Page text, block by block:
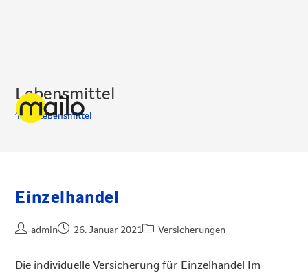
Lebensmittel
> Lebensmittel
Einzelhandel
admin 26. Januar 2021 Versicherungen
Die individuelle Versicherung für Einzelhandel Im